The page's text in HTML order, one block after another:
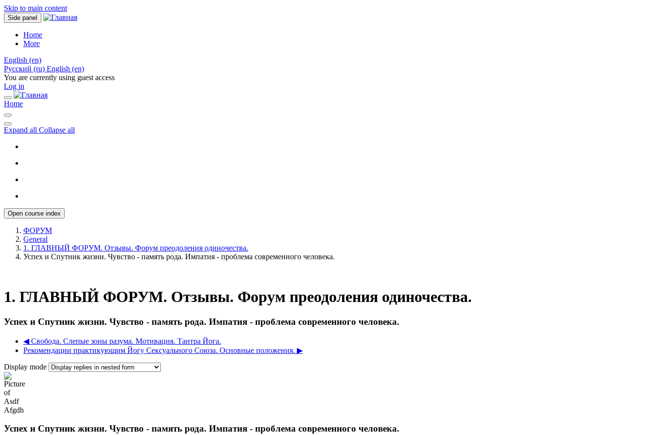
Skip to main content
Side panel
Home
More
English ‎(en)‎
Русский ‎(ru)‎ English ‎(en)‎
You are currently using guest access
Log in
Home
Expand all Collapse all
Open course index
ФОРУМ
General
1. ГЛАВНЫЙ ФОРУМ. Отзывы. Форум преодоления одиночества.
Успех и Спутник жизни. Чувство - память рода. Импатия - проблема современного человека.
1. ГЛАВНЫЙ ФОРУМ. Отзывы. Форум преодоления одиночества.
Успех и Спутник жизни. Чувство - память рода. Импатия - проблема современного человека.
◀︎ Свобода. Слепые зоны разума. Мотивация. Тантра Йога.
Рекомендации практикующим Йогу Сексуального Союза. Основные положения. ▶︎
Display mode
Успех и Спутник жизни. Чувство - память рода. Импатия - проблема современного человека.